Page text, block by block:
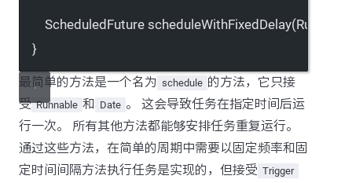
ScheduledFuture scheduleWithFixedDelay
}
最简单的方法是一个名为 schedule 的方法，它只接
受 Runnable 和 Date 。 这会导致任务在指定时间后运
行一次。 所有其他方法都能够安排任务重复运行。
通过这些方法，在简单的周期中需要以固定频率和固
定时间间隔方法执行任务是实现的，但接受 Trigger